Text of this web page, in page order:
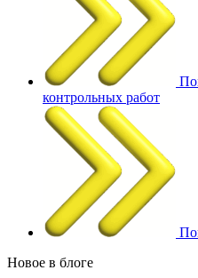
контрольных работ
Новое в блоге